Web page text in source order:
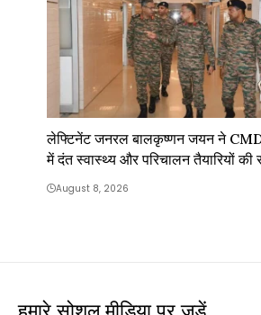
लेफ्टिनेंट जनरल बालकृष्णन जयन ने
में दंत स्वास्थ्य और परिचालन तैयारियों की
August 8, 2026